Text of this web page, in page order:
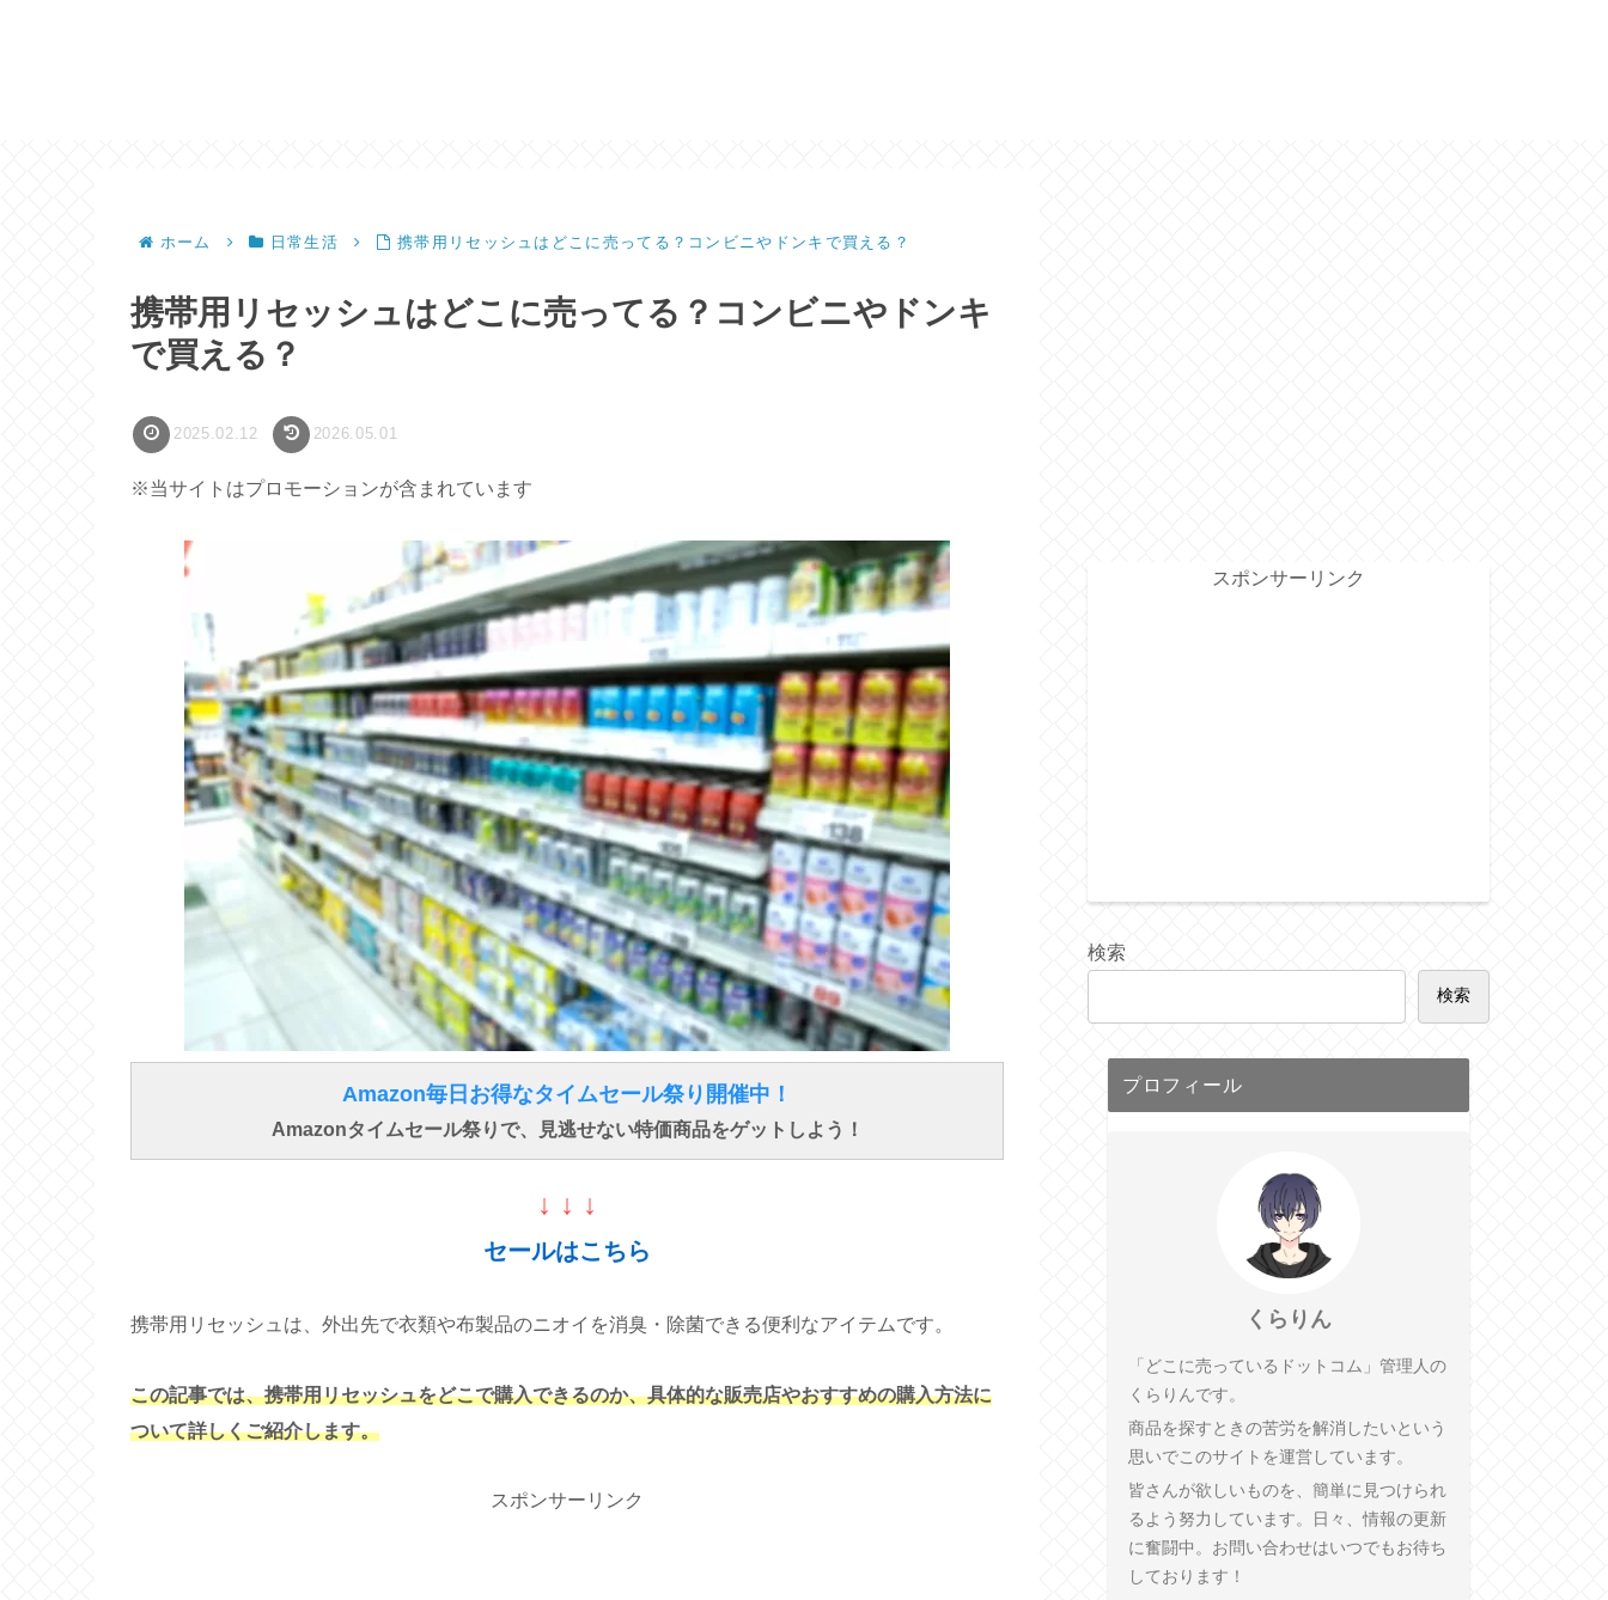
ホーム 日常生活 携帯用リセッシュはどこに売ってる？コンビニやドンキで買える？
携帯用リセッシュはどこに売ってる？コンビニやドンキ
で買える？
2025.02.12 2026.05.01
※当サイトはプロモーションが含まれています
Amazon毎日お得なタイムセール祭り開催中！
Amazonタイムセール祭りで、見逃せない特価商品をゲットしよう！
↓ ↓ ↓
セールはこちら
携帯用リセッシュは、外出先で衣類や布製品のニオイを消臭・除菌できる便利なアイテムです。
この記事では、携帯用リセッシュをどこで購入できるのか、具体的な販売店やおすすめの購入方法に
ついて詳しくご紹介します。
スポンサーリンク
スポンサーリンク
検索
検索
プロフィール
くらりん
「どこに売っているドットコム」管理人の
くらりんです。
商品を探すときの苦労を解消したいという
思いでこのサイトを運営しています。
皆さんが欲しいものを、簡単に見つけられ
るよう努力しています。日々、情報の更新
に奮闘中。お問い合わせはいつでもお待ち
しております！